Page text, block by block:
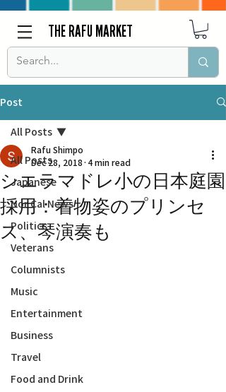
THE RAFU MARKET
Post
All Posts
Japanese
Nor Cal News
Politics
Veterans
Columnists
Music
Entertainment
Business
Travel
Food and Drink
All Posts
シエラマドレ小の日本庭園
採用：着物姿のプリンセ
ス、琴演奏も
Rafu Shimpo
Dec 28, 2018 4 min read